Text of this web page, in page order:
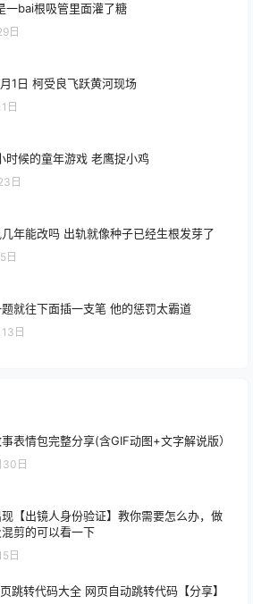
一bai根吸管里面灌了糖
日
1日 柯受良飞跃黄河现场
日
时候的童年游戏 老鹰捉小鸡
日
年能改吗 出轨就像种子已经生根发芽了
日
就往下面插一支笔 他的惩罚太霸道
日
表情包完整分享(含GIF动图+文字解说版）
日
【出镜人身份验证】教你需要怎么办，做
剪的可以看一下
日
跳转代码大全 网页自动跳转代码【分享】